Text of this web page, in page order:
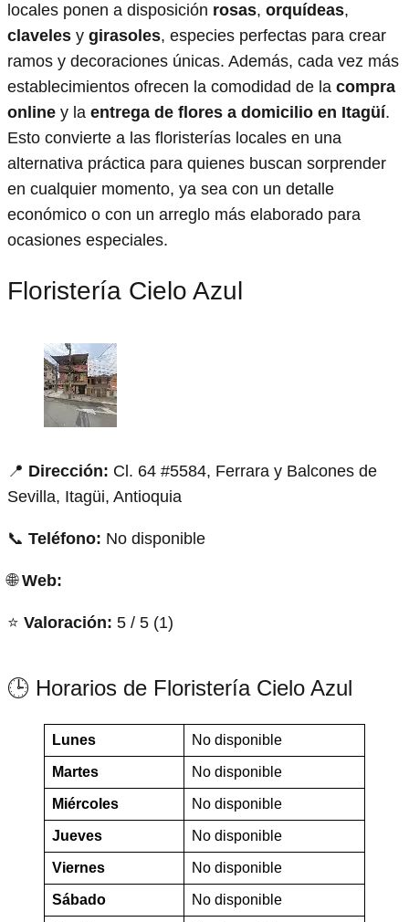
locales ponen a disposición rosas, orquídeas,
claveles y girasoles, especies perfectas para crear
ramos y decoraciones únicas. Además, cada vez más
establecimientos ofrecen la comodidad de la compra
online y la entrega de flores a domicilio en Itagüí.
Esto convierte a las floristerías locales en una
alternativa práctica para quienes buscan sorprender
en cualquier momento, ya sea con un detalle
económico o con un arreglo más elaborado para
ocasiones especiales.
Floristería Cielo Azul
📍 Dirección: Cl. 64 #5584, Ferrara y Balcones de
Sevilla, Itagüi, Antioquia
📞 Teléfono: No disponible
🌐Web:
⭐ Valoración: 5 / 5 (1)
🕒 Horarios de Floristería Cielo Azul
Lunes No disponible
Martes No disponible
Miércoles No disponible
Jueves No disponible
Viernes No disponible
Sábado No disponible